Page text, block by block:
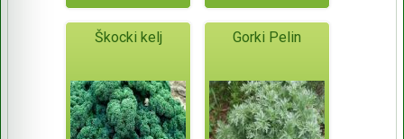
Škocki kelj Gorki Pelin